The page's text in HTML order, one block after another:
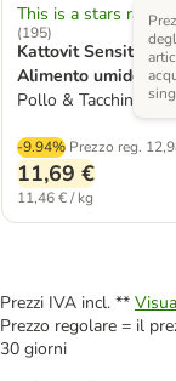
This is a stars
(195)
Kattovit Sensitive
Alimento umido per
Pollo & Tacchino
-9.94% Prezzo reg.
11,69 €
11,46 € / kg
Prezzi IVA incl. **
Prezzo regolare = il
30 giorni